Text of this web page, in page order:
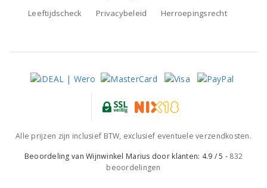
Leeftijdscheck
Privacybeleid Herroepingsrecht
Alle prijzen zijn inclusief BTW, exclusief eventuele verzendkosten.
Beoordeling vanWijnwinkel Marius door klanten: 4.9 /5 - 832
beoordelingen